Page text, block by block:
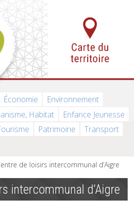
Économie
Environnement
Habitat
Enfance Jeunesse
Patrimoine Transport
de loisirs intercommunal d’Aigre
intercommunal d’Aigre